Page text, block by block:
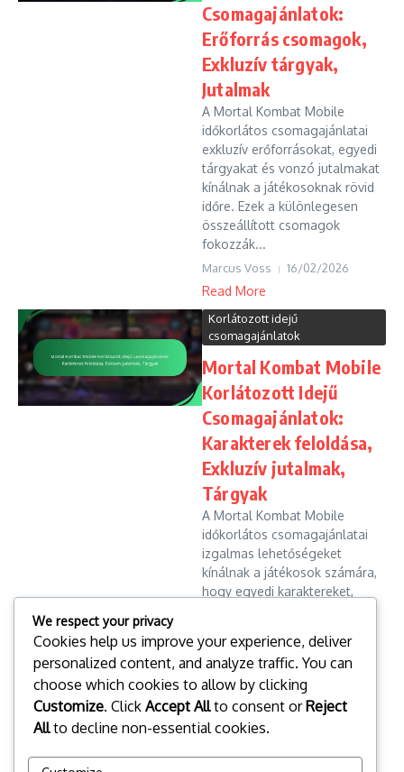
Csomagajánlatok:
Erőforrás csomagok,
Exkluzív tárgyak,
Jutalmak
A Mortal Kombat Mobile
időkorlátos csomagajánlatai
exkluzív erőforrásokat, egyedi
tárgyakat és vonzó jutalmakat
kínálnak a játékosoknak rövid
időre. Ezek a különlegesen
összeállított csomagok
fokozzák...
Marcus Voss 16/02/2026
Read More
Korlátozott idejű
csomagajánlatok
Mortal Kombat Mobile
Korlátozott Idejű
Csomagajánlatok:
Karakterek feloldása,
Exkluzív jutalmak,
Tárgyak
A Mortal Kombat Mobile
időkorlátos csomagajánlatai
izgalmas lehetőségeket
kínálnak a játékosok számára,
hogy egyedi karaktereket,
időn belül...
Marcus Voss 12/02/2026
Read More
Read more
We respect your privacy
Cookies help us improve your experience, deliver
personalized content, and analyze traffic. You can
choose which cookies to allow by clicking
Customize. Click Accept Allto consent orReject
Allto decline non-essential cookies.